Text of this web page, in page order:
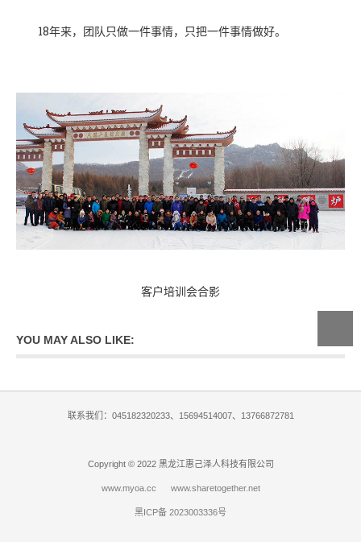
18年来，团队只做一件事情，只把一件事情做好。
客户培训会合影
YOU MAY ALSO LIKE:
联系我们：045182320233、15694514007、13766872781
Copyright © 2022 黑龙江惠己泽人科技有限公司
www.myoa.cc www.sharetogether.net
黑ICP备 2023003336号